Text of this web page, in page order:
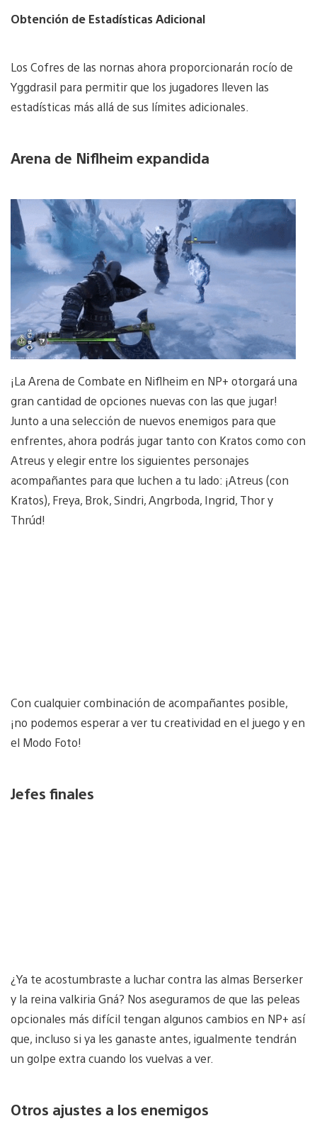
Obtención de Estadísticas Adicional
Los Cofres de las nornas ahora proporcionarán rocío de
Yggdrasil para permitir que los jugadores lleven las
estadísticas más allá de sus límites adicionales.
Arena de Niflheim expandida
¡La Arena de Combate en Niflheim en NP+ otorgará una
gran cantidad de opciones nuevas con las que jugar!
Junto a una selección de nuevos enemigos para que
enfrentes, ahora podrás jugar tanto con Kratos como con
Atreus y elegir entre los siguientes personajes
acompañantes para que luchen a tu lado: ¡Atreus (con
Kratos), Freya, Brok, Sindri, Angrboda, Ingrid, Thor y
Thrúd!
Con cualquier combinación de acompañantes posible,
¡no podemos esperar a ver tu creatividad en el juego y en
el Modo Foto!
Jefes finales
¿Ya te acostumbraste a luchar contra las almas Berserker
y la reina valkiria Gná? Nos aseguramos de que las peleas
opcionales más difícil tengan algunos cambios en NP+ así
que, incluso si ya les ganaste antes, igualmente tendrán
un golpe extra cuando los vuelvas a ver.
Otros ajustes a los enemigos